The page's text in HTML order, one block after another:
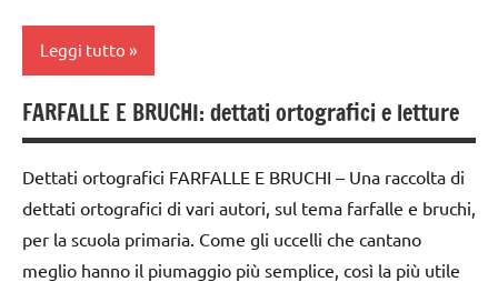
Leggi tutto
acquarello
IMMAGINE
classe
FARFALLE E BRUCHI: dettati ortografici e letture
Dettati ortografici FARFALLE E BRUCHI – Una raccolta di
dettati ortografici di vari autori, sul tema farfalle e bruchi,
per la scuola primaria. Come gli uccelli che cantano
meglio hanno il piumaggio più semplice, così la più utile